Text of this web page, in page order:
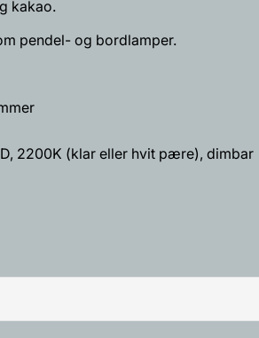
kakao.
pendel- og bordlamper.
2200K (klar eller hvit pære), dimbar
produktet
på
Pinterest